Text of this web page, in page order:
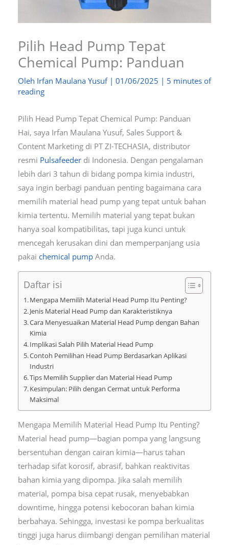
Pilih Head Pump Tepat
Chemical Pump: Panduan
Oleh Irfan Maulana Yusuf | 01/06/2025 | 5 minutes of
reading
Pilih Head Pump Tepat Chemical Pump: Panduan
Hai, saya Irfan Maulana Yusuf, Sales Support &
Content Marketing di PT ZI-TECHASIA, distributor
resmi Pulsafeederdi Indonesia. Dengan pengalaman
lebih dari 3 tahun di bidang pompa kimia industri,
saya ingin berbagi panduan penting bagaimana cara
memilih material head pump yang tepat untuk bahan
kimia tertentu. Memilih material yang tepat bukan
hanya soal kompatibilitas, tapi juga kunci untuk
mencegah kerusakan dini dan memperpanjang usia
pakai chemical pumpAnda.
Daftar isi
Mengapa Memilih Material Head Pump Itu Penting?
Jenis Material Head Pump dan Karakteristiknya
Cara Menyesuaikan Material Head Pump dengan Bahan
Kimia
Implikasi Salah Pilih Material Head Pump
Contoh Pemilihan Head Pump Berdasarkan Aplikasi
Industri
Tips Memilih Supplier dan Material Head Pump
Kesimpulan: Pilih dengan Cermat untuk Performa
Maksimal
Mengapa Memilih Material Head Pump Itu Penting?
Material head pump—bagian pompa yang langsung
bersentuhan dengan cairan kimia—harus tahan
terhadap sifat korosif, abrasif, bahkan reaktivitas
bahan kimia yang dipompa. Jika salah memilih
material, pompa bisa cepat rusak, menyebabkan
downtime, hingga potensi kebocoran bahan kimia
berbahaya. Sehingga, investasi ke pompa berkualitas
tinggi juga harus diimbangi dengan pemilihan material